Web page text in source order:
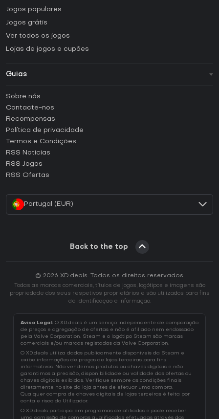
Jogos populares
Jogos grátis
Ver todos os jogos
Lojas de jogos e cupões
Guias
Como ativar uma CD Key Steam?
Como ativar uma CD Key Epic Games?
Como ativar uma CD Key GOG?
Como ativar uma CD Key Ubisoft Connect?
Como ativar uma CD Key EA App?
Sobre nós
Contacte-nos
Recompensas
Política de privacidade
Termos e Condições
RSS Noticias
RSS Jogos
RSS Ofertas
Portugal (EUR)
Back to the top
© 2026 XD.deals. Todos os direitos reservados.
Todas as marcas comerciais, títulos de jogos, logótipos e imagens são
propriedade dos seus respetivos proprietários e são utilizados para fins
de identificação e informação.
Aviso Legal: O XD.deals é um serviço independente de comparação
de preços e agregação de ofertas e não é afiliado nem endossado
pela Valve Corporation. Steam e o logótipo Steam são marcas
comerciais e/ou marcas registadas da Valve Corporation.
O XD.deals utiliza dados publicamente disponíveis da Steam e
exibe informações de preços de lojas terceiras para fins
informativos. Não vendemos produtos ou chaves digitais e não
garantimos a precisão, disponibilidade ou validade das ofertas ou
chaves digitais exibidas. Verifique sempre as condições finais
diretamente no site da loja antes de efetuar uma compra.
Qualquer compra de chaves digitais de lojas terceiras é feita por
conta e risco do Utilizador.
O XD.deals participa em programas de afiliados e pode receber
uma comissão de compras qualificadas efetuadas através dos